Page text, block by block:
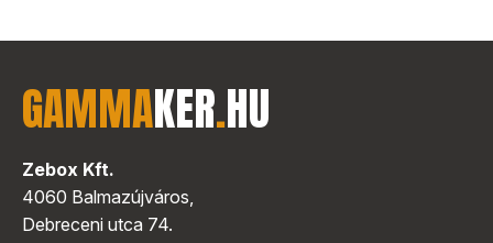
GAMMAKER.HU
Zebox Kft.
4060 Balmazújváros,
Debreceni utca 74.